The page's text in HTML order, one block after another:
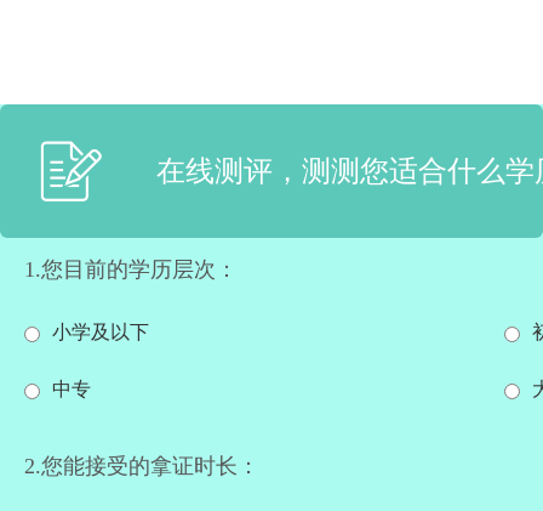
在线测评，测测您适合什么
1.您目前的学历层次：
小学及以下
中专
2.您能接受的拿证时长：